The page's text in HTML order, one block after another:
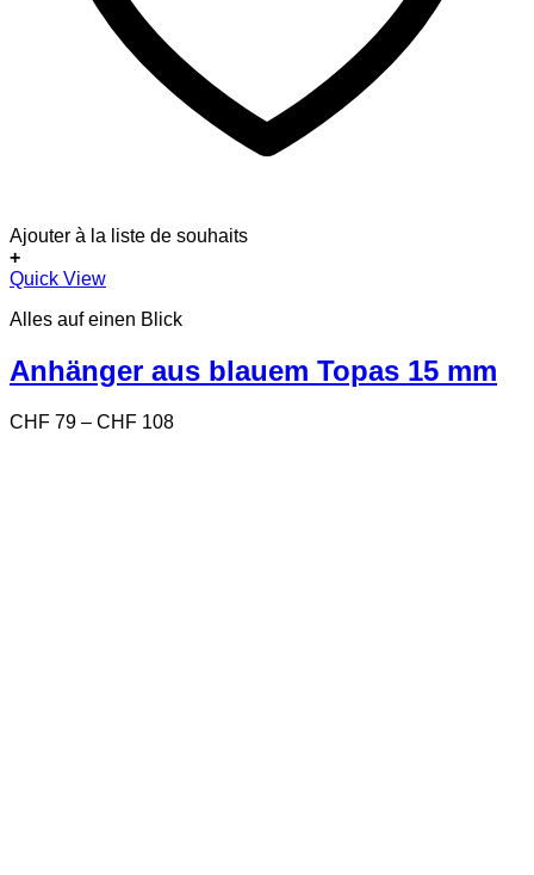
Ajouter à la liste de souhaits
+
Dieses
weist
Varianten
auf.
Optionen
Quick View
Alles auf einen Blick
Anhänger aus blauem Topas 15 mm
CHF 79 – CHF 108Preisspanne: